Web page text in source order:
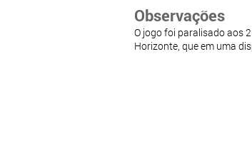
Observações
O jogo foi paralisado aos
Horizonte, que em uma